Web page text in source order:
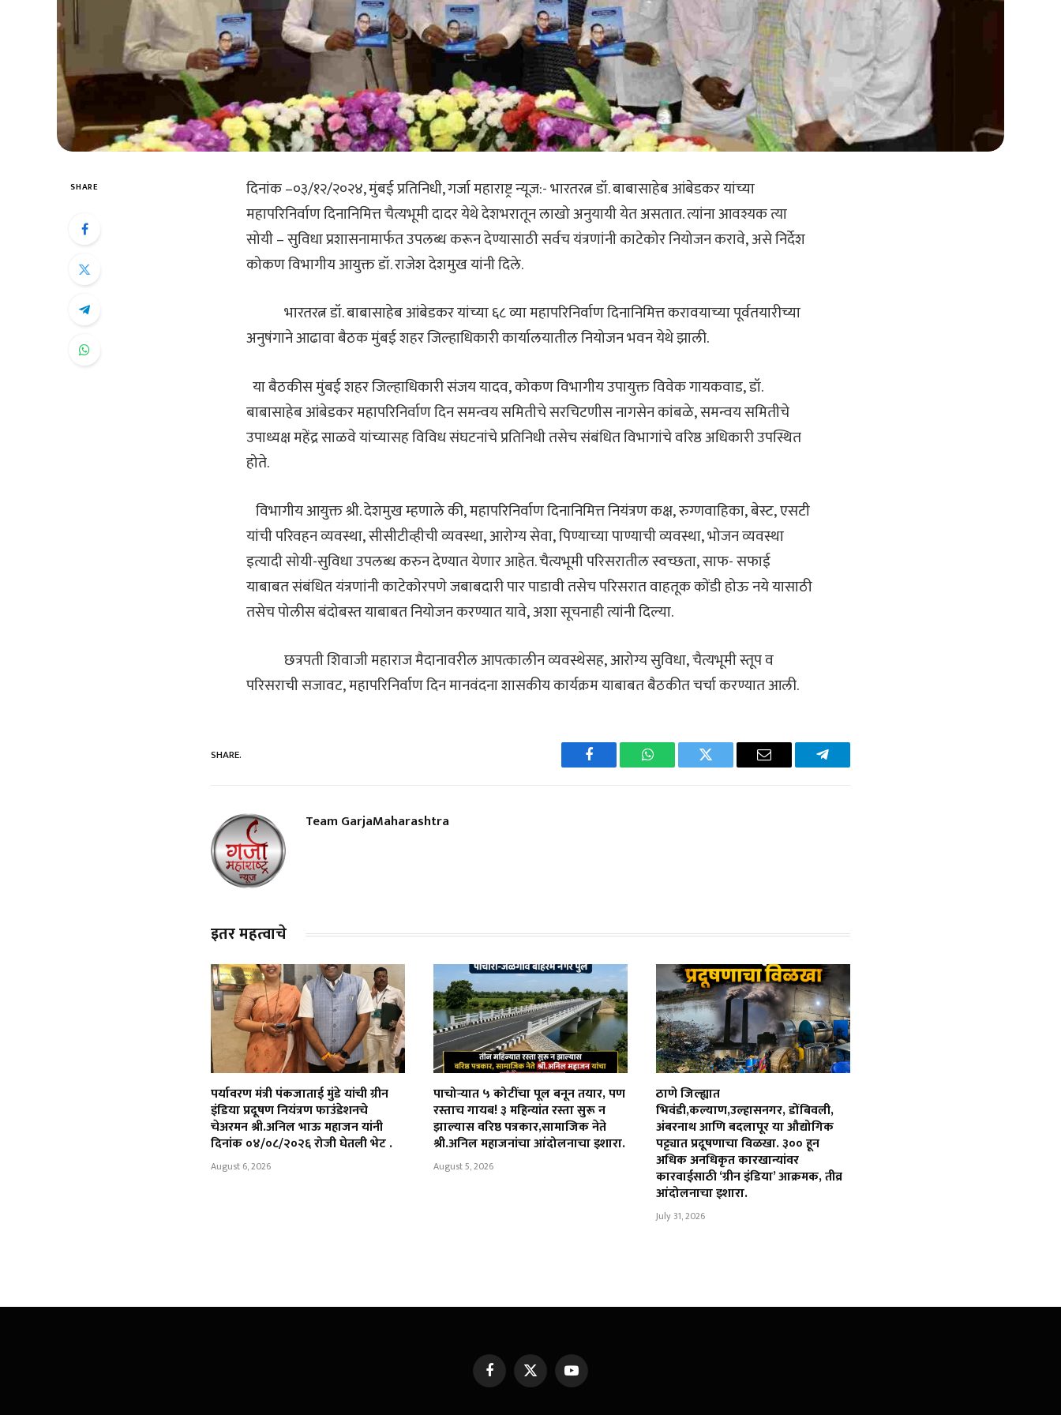
SHARE
दिनांक –०३/१२/२०२४, मुंबई प्रतिनिधी, गर्जा महाराष्ट्र न्यूज:- भारतरत्न डॉ. बाबासाहेब आंबेडकर यांच्या
महापरिनिर्वाण दिनानिमित्त चैत्यभूमी दादर येथे देशभरातून लाखो अनुयायी येत असतात. त्यांना आवश्यक त्या
सोयी – सुविधा प्रशासनामार्फत उपलब्ध करून देण्यासाठी सर्वच यंत्रणांनी काटेकोर नियोजन करावे,असे निर्देश
कोकण विभागीय आयुक्त डॉ. राजेश देशमुख यांनी दिले.
भारतरत्न डॉ. बाबासाहेब आंबेडकर यांच्या ६८ व्या महापरिनिर्वाण दिनानिमित्त करावयाच्या पूर्वतयारीच्या
अनुषंगाने आढावा बैठक मुंबई शहर जिल्हाधिकारी कार्यालयातील नियोजन भवन येथे झाली.
या बैठकीस मुंबई शहर जिल्हाधिकारी संजय यादव,कोकण विभागीय उपायुक्त विवेक गायकवाड,डॉ.
बाबासाहेब आंबेडकर महापरिनिर्वाण दिन समन्वय समितीचे सरचिटणीस नागसेन कांबळे,समन्वय समितीचे
उपाध्यक्ष महेंद्र साळवे यांच्यासह विविध संघटनांचे प्रतिनिधी तसेच संबंधित विभागांचे वरिष्ठ अधिकारी उपस्थित
होते.
विभागीय आयुक्त श्री. देशमुख म्हणाले की,महापरिनिर्वाण दिनानिमित्त नियंत्रण कक्ष,रुग्णवाहिका,बेस्ट,एसटी
यांची परिवहन व्यवस्था,सीसीटीव्हीची व्यवस्था,आरोग्य सेवा,पिण्याच्या पाण्याची व्यवस्था,भोजन व्यवस्था
इत्यादी सोयी-सुविधा उपलब्ध करुन देण्यात येणार आहेत. चैत्यभूमी परिसरातील स्वच्छता,साफ- सफाई
याबाबत संबंधित यंत्रणांनी काटेकोरपणे जबाबदारी पार पाडावी तसेच परिसरात वाहतूक कोंडी होऊ नये यासाठी
तसेच पोलीस बंदोबस्त याबाबत नियोजन करण्यात यावे,अशा सूचनाही त्यांनी दिल्या.
छत्रपती शिवाजी महाराज मैदानावरील आपत्कालीन व्यवस्थेसह,आरोग्य सुविधा,चैत्यभूमी स्तूप व
परिसराची सजावट,महापरिनिर्वाण दिन मानवंदना शासकीय कार्यक्रम याबाबत बैठकीत चर्चा करण्यात आली.
SHARE.
Facebook WhatsAppTwitter Email Telegram
Team GarjaMaharashtra
इतर महत्वाचे
पर्यावरण मंत्री पंकजाताई मुंडे यांची ग्रीन
इंडिया प्रदूषण नियंत्रण फाउंडेशनचे
चेअरमन श्री.अनिल भाऊ महाजन यांनी
दिनांक ०४/०८/२०२६ रोजी घेतली भेट .
August 6, 2026
पाचोऱ्यात ५ कोटींचा पूल बनून तयार, पण
रस्ताच गायब! ३ महिन्यांत रस्ता सुरू न
झाल्यास वरिष्ठ पत्रकार,सामाजिक नेते
श्री.अनिल महाजनांचा आंदोलनाचा इशारा.
August 5, 2026
ठाणे जिल्ह्यात
भिवंडी,कल्याण,उल्हासनगर, डोंबिवली,
अंबरनाथ आणि बदलापूर या औद्योगिक
पट्ट्यात प्रदूषणाचा विळखा. ३०० हून
अधिक अनधिकृत कारखान्यांवर
कारवाईसाठी ‘ग्रीन इंडिया’ आक्रमक, तीव्र
आंदोलनाचा इशारा.
July 31, 2026
FacebookX
(Twitter)
YouTube